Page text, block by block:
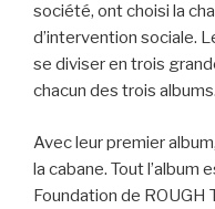
société, ont choisi la
d’intervention sociale.
se diviser en trois
chacun des trois albums.
Avec leur premier
la cabane. Tout l’album
Foundation de ROUGH